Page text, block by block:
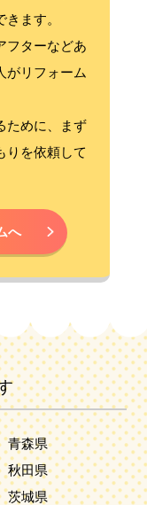
ます。
フターなどあ
がリフォーム
ために、まず
りを依頼して
へ
青森県
秋田県
茨城県